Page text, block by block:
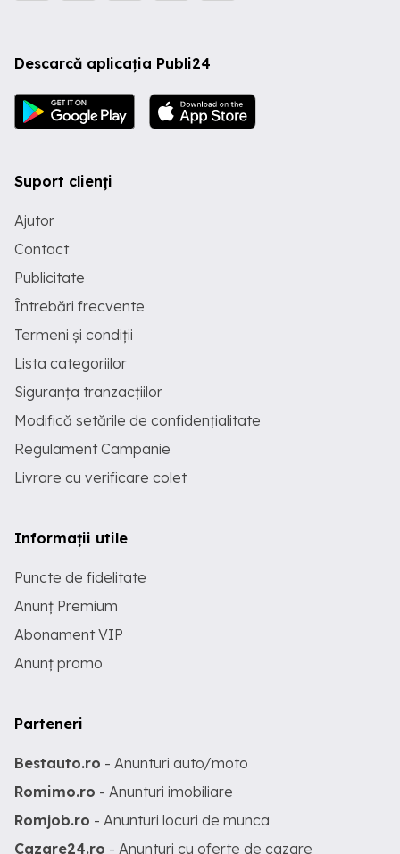
Descarcă aplicația Publi24
Suport clienți
Ajutor
Contact
Publicitate
Întrebări frecvente
Termeni și condiții
Lista categoriilor
Siguranța tranzacțiilor
Modifică setările de confidențialitate
Regulament Campanie
Livrare cu verificare colet
Informații utile
Puncte de fidelitate
Anunț Premium
Abonament VIP
Anunț promo
Parteneri
Bestauto.ro - Anunturi auto/moto
Romimo.ro - Anunturi imobiliare
Romjob.ro - Anunturi locuri de munca
Cazare24.ro - Anunturi cu oferte de cazare